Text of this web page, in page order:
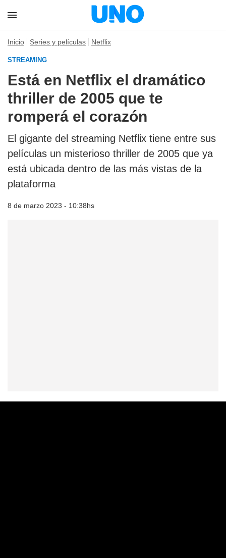
Inicio Series y películas Netflix
STREAMING
Está en Netflix el dramático
thriller de 2005 que te
romperá el corazón
El gigante del streaming Netflix tiene entre sus
películas un misterioso thriller de 2005 que ya
está ubicada dentro de las más vistas de la
plataforma
8 de marzo 2023 - 10:38hs